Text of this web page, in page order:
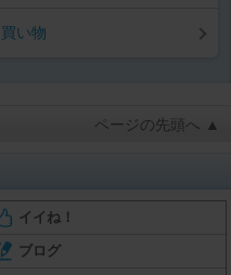
買い物
ページの先頭へ ▲
イイね！
ブログ